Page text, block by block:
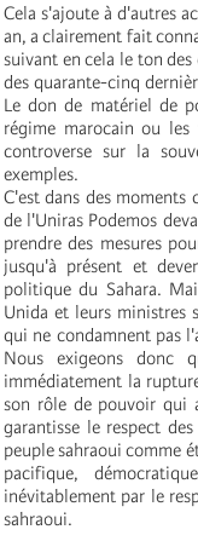
Cela s'ajoute à d'autres
an, a clairement fait
suivant en cela le ton
des quarante-cinq
Le don de matériel de
régime marocain ou
controverse sur la
exemples.
C'est dans des moments
de l'Uniras Podemos
prendre des mesures
jusqu'à présent et
politique du Sahara.
Unida et leurs ministres
qui ne condamnent pas
Nous exigeons donc
immédiatement la
son rôle de pouvoir qui
garantisse le respect
peuple sahraoui comme
pacifique,
inévitablement par le
sahraoui.